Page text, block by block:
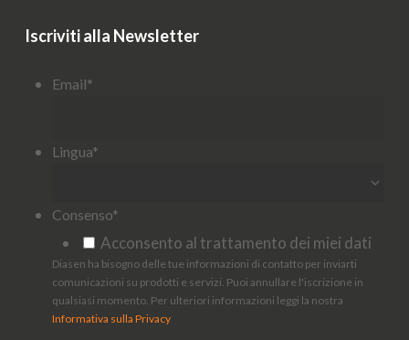
Iscriviti alla Newsletter
Email*
Lingua*
Consenso*
Acconsento al trattamento dei miei dati
Diasen ha bisogno delle tue informazioni di contatto per inviarti
comunicazioni su prodotti e servizi. Puoi annullare l'iscrizione in
qualsiasi momento. Per ulteriori informazioni leggi la nostra
Informativa sulla Privacy